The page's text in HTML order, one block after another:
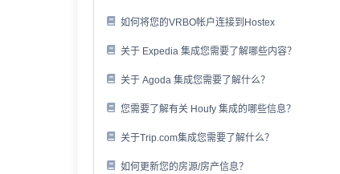
如何将您的VRBO帐户连接到Hostex
关于 Expedia 集成您需要了解哪些内容？
关于 Agoda 集成您需要了解什么？
您需要了解有关 Houfy 集成的哪些信息？
关于Trip.com集成您需要了解什么？
如何更新您的房源/房产信息？